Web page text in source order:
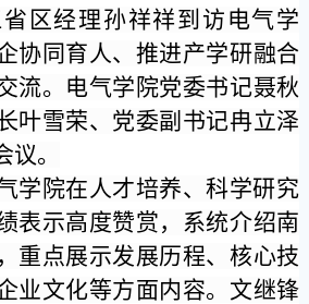
区经理孙祥祥到访电气学
协同育人、推进产学研融合
流。电气学院党委书记聂秋
叶雪荣、党委副书记冉立泽
。
学院在人才培养、科学研究
表示高度赞赏，系统介绍南
重点展示发展历程、核心技
业文化等方面内容。文继锋